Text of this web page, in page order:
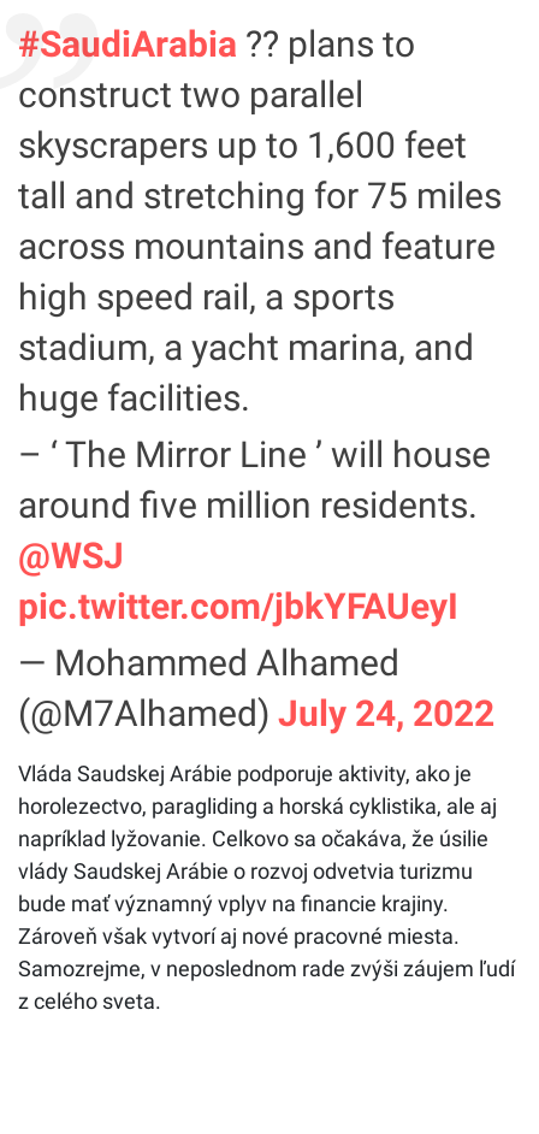
#SaudiArabia ?? plans to
construct two parallel
skyscrapers up to 1,600 feet
tall and stretching for 75 miles
across mountains and feature
high speed rail, a sports
stadium, a yacht marina, and
huge facilities.
– ‘ The Mirror Line ’ will house
around five million residents.
@WSJ
pic.twitter.com/jbkYFAUeyI
— Mohammed Alhamed
(@M7Alhamed) July 24, 2022
Vláda Saudskej Arábie podporuje aktivity, ako je
horolezectvo, paragliding a horská cyklistika, ale aj
napríklad lyžovanie. Celkovo sa očakáva, že úsilie
vlády Saudskej Arábie o rozvoj odvetvia turizmu
bude mať významný vplyv na financie krajiny.
Zároveň však vytvorí aj nové pracovné miesta.
Samozrejme, v neposlednom rade zvýši záujem ľudí
z celého sveta.